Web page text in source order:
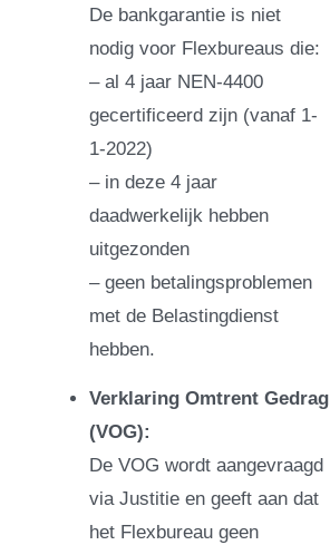
De bankgarantie is niet
nodig voor Flexbureaus die:
– al 4 jaar NEN-4400
gecertificeerd zijn (vanaf 1-
1-2022)
– in deze 4 jaar
daadwerkelijk hebben
uitgezonden
– geen betalingsproblemen
met de Belastingdienst
hebben.
Verklaring Omtrent Gedrag
(VOG):
De VOG wordt aangevraagd
via Justitie en geeft aan dat
het Flexbureau geen